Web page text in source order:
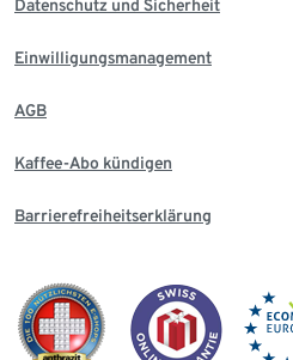
Datenschutz und Sicherheit
Einwilligungsmanagement
AGB
Kaffee-Abo kündigen
Barrierefreiheitserklärung